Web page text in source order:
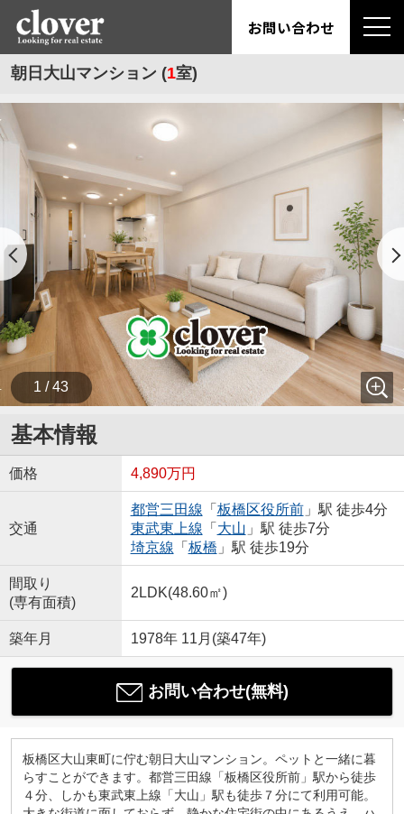
お問い合わせ
朝日大山マンション (1室)
1 / 43
基本情報
価格 4,890万円
交通
都営三田線 「 板橋区役所前」駅 徒歩4分
東武東上線 「 大山 」駅 徒歩7分
埼京線 「 板橋 」駅 徒歩19分
間取り
(専有面積)
2LDK(48.60㎡)
築年月 1978年 11月(築47年)
お問い合わせ(無料)
板橋区大山東町に佇む朝日大山マンション。ペットと一緒に暮
らすことができます。都営三田線「板橋区役所前」駅から徒歩
４分、しかも東武東上線「大山」駅も徒歩７分にて利用可能。